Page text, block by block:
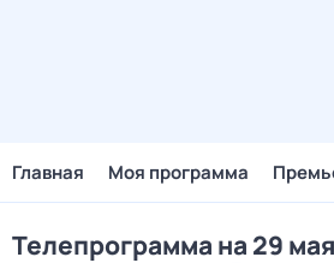
Главная Моя программа
Телепрограмма на 29